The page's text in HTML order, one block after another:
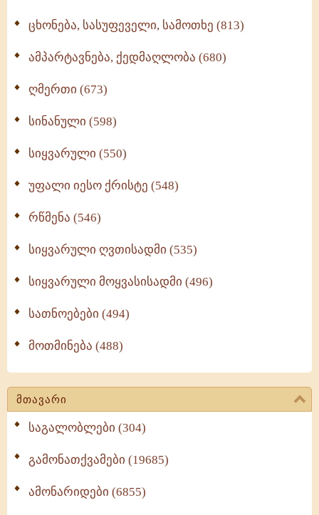
ცხონება, სასუფეველი, სამოთხე (813)
ამპარტავნება, ქედმაღლობა (680)
ღმერთი (673)
სინანული (598)
სიყვარული (550)
უფალი იესო ქრისტე (548)
რწმენა (546)
სიყვარული ღვთისადმი (535)
სიყვარული მოყვასისადმი (496)
სათნოებები (494)
მოთმინება (488)
მთავარი
საგალობლები (304)
გამონათქვამები (19685)
ამონარიდები (6855)